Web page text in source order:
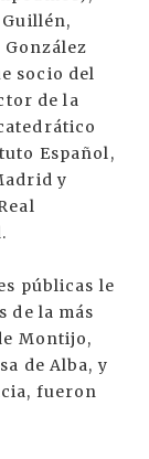
socio del
de la
Español,
y
públicas le
de la más
Montijo,
de Alba, y
fueron